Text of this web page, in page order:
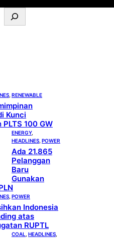
RENEWABLE
Kunci
100 GW
ENERGY
HEADLINES POWER
Ada 21.865
Pelanggan
Baru
Gunakan
POWER
Indonesia
atas
RUPTL
COAL HEADLINES